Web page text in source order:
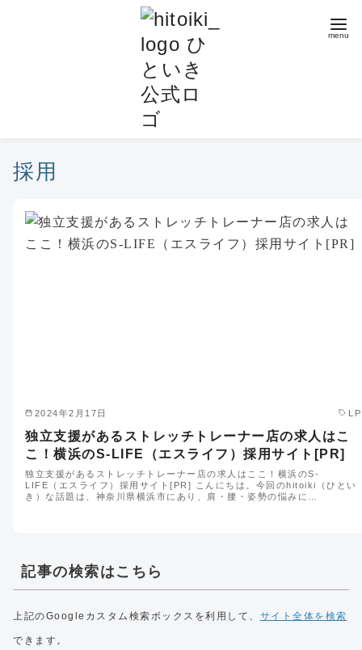
採用
2024年2月17日 LP
独立支援があるストレッチトレーナー店の求人はこ
こ！横浜のS-LIFE（エスライフ）採用サイト[PR]
独立支援があるストレッチトレーナー店の求人はここ！横浜のS-
LIFE（エスライフ）採用サイト[PR] こんにちは。今回のhitoiki（ひとい
き）な話題は、神奈川県横浜市にあり、肩・腰・姿勢の悩みに…
記事の検索はこちら
上記のGoogleカスタム検索ボックスを利用して、 サイト全体を検索
できます。